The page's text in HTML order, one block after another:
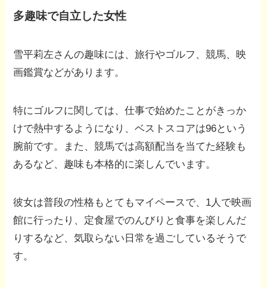
多趣味で自立した女性
雪平莉左さんの趣味には、旅行やゴルフ、競馬、映
画鑑賞などがあります。
特にゴルフに関しては、仕事で始めたことがきっか
けで熱中するようになり、ベストスコアは96という
腕前です。また、競馬では高額配当を当てた経験も
あるなど、趣味も本格的に楽しんでいます。
彼女は普段の性格もとてもマイペースで、1人で映画
館に行ったり、定食屋でのんびりと食事を楽しんだ
りするなど、気取らない日常を過ごしているそうで
す。